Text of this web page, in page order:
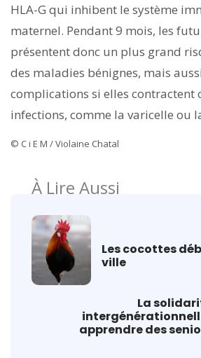
HLA-G qui inhibent le système
maternel. Pendant 9 mois, les
présentent donc un plus grand
des maladies bénignes, mais
complications si elles contractent
infections, comme la varicelle ou
© C i E M / Violaine Chatal
À Lire Aussi
Les cocottes
ville
La
apprendre des